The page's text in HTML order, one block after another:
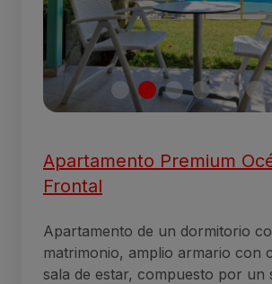
Apartamento Premium
Frontal
Apartamento de un dormitorio
matrimonio, amplio armario con
sala de estar, compuesto por un